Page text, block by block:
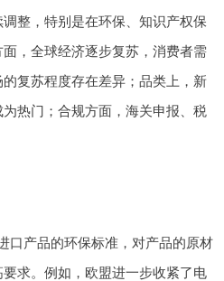
整，特别是在环保、知识产权保
，全球经济逐步复苏，消费者需
复苏程度存在差异；品类上，新
热门；合规方面，海关申报、税
口产品的环保标准，对产品的原材
求。例如，欧盟进一步收紧了电